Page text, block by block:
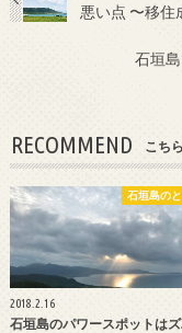
悪い点 〜移住
石垣
RECOMMEND こち
石垣島の
2018.2.16
石垣島のパワースポットはズ